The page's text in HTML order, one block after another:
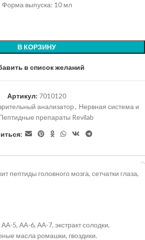
Форма выпуска: 10 мл
В КОРЗИНУ
в список желаний
Артикул: 7010120
анализатор, Нервная система и
препараты Revilab
пептиды головного мозга, сетчатки глаза,
5, АА-6, АА-7, экстракт солодки,
масла ромашки, гвоздики.